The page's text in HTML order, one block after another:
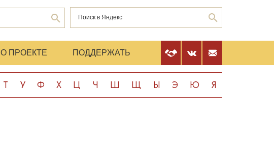
О ПРОЕКТЕ ПОДДЕРЖАТЬ
Т У Ф Х Ц Ч Ш Щ Ы Э Ю Я